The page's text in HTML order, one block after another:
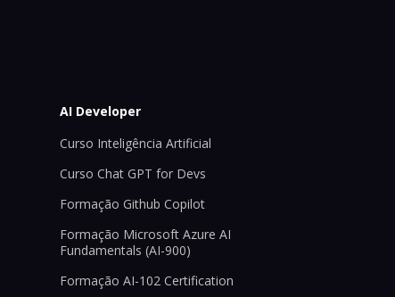
AI Developer
Curso Inteligência Artificial
Curso Chat GPT for Devs
Formação Github Copilot
Formação Microsoft Azure AI
Fundamentals (AI-900)
Formação AI-102 Certification